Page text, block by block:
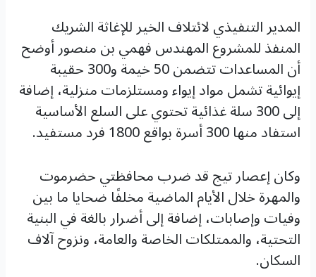
المدير التنفيذي لائتلاف الخير للإغاثة الشريك
المنفذ للمشروع المهندس فهمي بن منصور أوضح
أن المساعدات تتضمن 50 خيمة و300 حقيبة
إيوائية تشمل مواد إيواء ومستلزمات منزلية، إضافة
إلى 300 سلة غذائية تحتوي على السلع الأساسية
استفاد منها 300 أسرة بواقع 1800 فرد مستفيد.
وكان إعصار تيج قد ضرب محافظتي حضرموت
والمهرة خلال الأيام الماضية مخلفًا ضحايا ما بين
وفيات وإصابات، إضافة إلى أضرار بالغة في البنية
التحتية، والممتلكات الخاصة والعامة، ونزوح آلاف
السكان.